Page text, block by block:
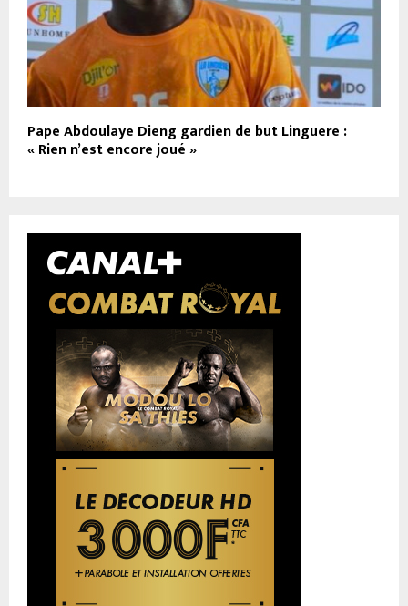
Pape Abdoulaye Dieng gardien de but Linguere :
« Rien n’est encore joué »